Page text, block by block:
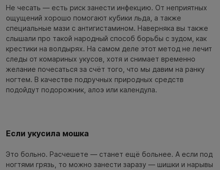
Не чесать — есть риск занести инфекцию. От неприятных
ощущений хорошо помогают кубики льда, а также
специальные мази с антигистамином. Наверняка вы также
слышали про такой народный способ борьбы с зудом, как
крестики на волдырях. На самом деле этот метод не лечит
следы от комариных укусов, хотя и снимает временно
желание почесаться за счёт того, что мы давим на ранку
ногтем. В качестве подручных природных средств
подойдут подорожник, алоэ или календула.
Если укусила мошка
Это больно. Расчешете — станет ещё больнее. А если под
ногтями грязь, то можно занести заразу — шишки и нарывы